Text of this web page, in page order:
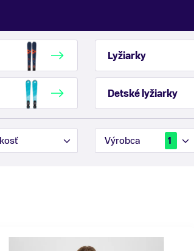
Lyžiarky
Detské lyžiarky
Výrobca 1